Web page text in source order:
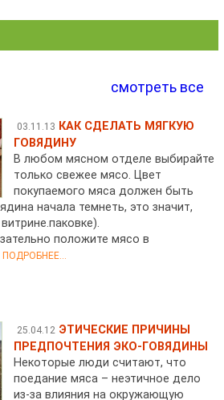
смотреть все
03.11.13 КАК СДЕЛАТЬ МЯГКУЮ
ГОВЯДИНУ
В любом мясном отделе выбирайте
только свежее мясо. Цвет
покупаемого мяса должен быть
начала темнеть, это значит,
положите мясо в
ПОДРОБНЕЕ...
25.04.12 ЭТИЧЕСКИЕ ПРИЧИНЫ
ПРЕДПОЧТЕНИЯ ЭКО-ГОВЯДИНЫ
Некоторые люди считают, что
поедание мяса – неэтичное дело
из-за влияния на окружающую